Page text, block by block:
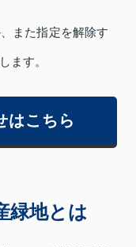
また指定を解除す
ます。
はこちら
緑地とは